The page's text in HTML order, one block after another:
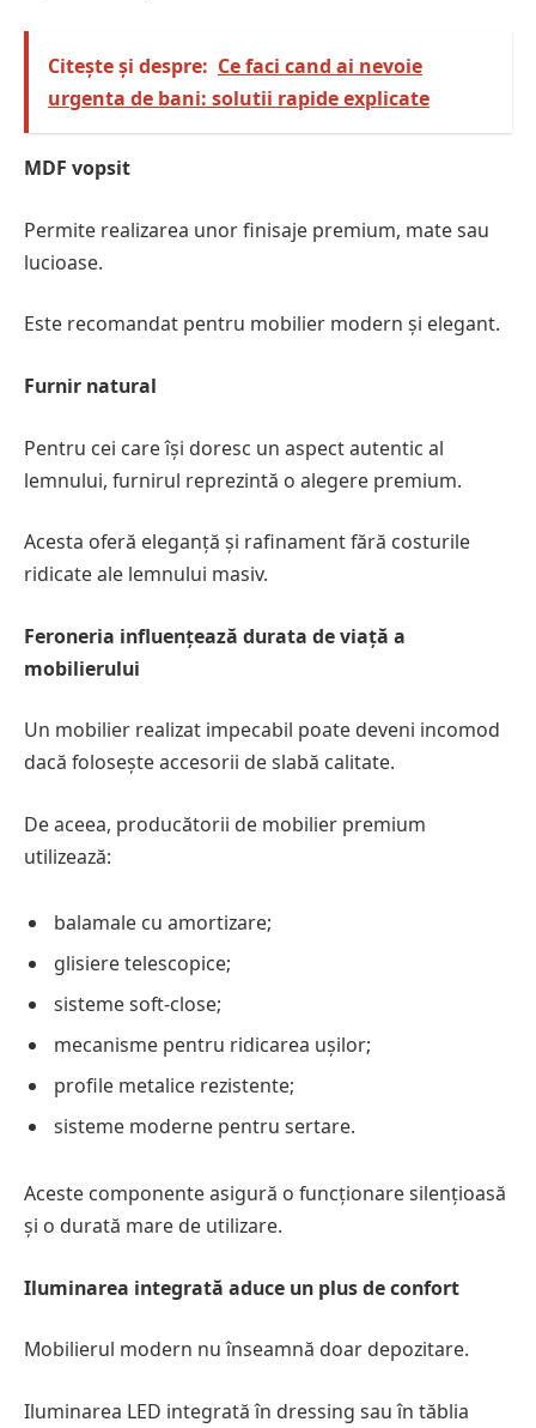
Citește și despre: Ce faci cand ai nevoie
urgenta de bani: solutii rapide explicate
MDF vopsit
Permite realizarea unor finisaje premium, mate sau
lucioase.
Este recomandat pentru mobilier modern și elegant.
Furnir natural
Pentru cei care își doresc un aspect autentic al
lemnului, furnirul reprezintă o alegere premium.
Acesta oferă eleganță și rafinament fără costurile
ridicate ale lemnului masiv.
Feroneria influențează durata de viață a
mobilierului
Un mobilier realizat impecabil poate deveni incomod
dacă folosește accesorii de slabă calitate.
De aceea, producătorii de mobilier premium
utilizează:
balamale cu amortizare;
glisiere telescopice;
sisteme soft-close;
mecanisme pentru ridicarea ușilor;
profile metalice rezistente;
sisteme moderne pentru sertare.
Aceste componente asigură o funcționare silențioasă
și o durată mare de utilizare.
Iluminarea integrată aduce un plus de confort
Mobilierul modern nu înseamnă doar depozitare.
Iluminarea LED integrată în dressing sau în tăblia